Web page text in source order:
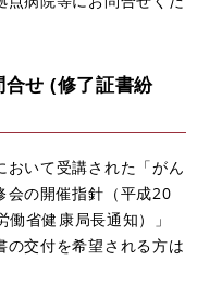
合せ (修了証書紛
いて受講された「がん
会の開催指針（平成20
省健康局長通知）」
の交付を希望される方は